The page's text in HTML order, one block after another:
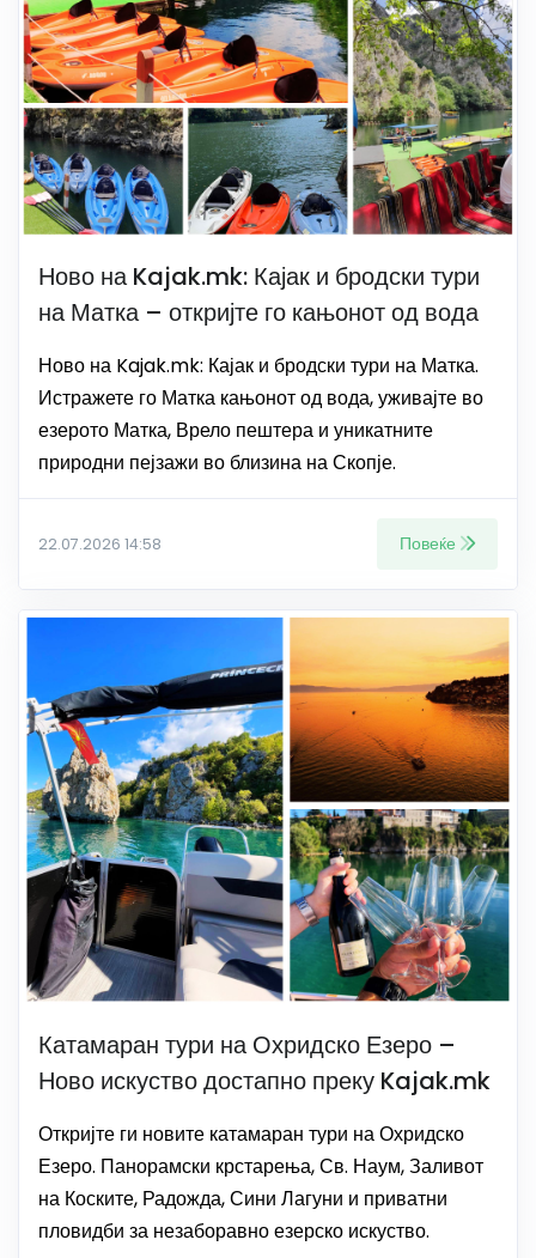
Ново на Kajak.mk: Кајак и бродски тури
на Матка – откријте го кањонот од вода
Ново на Kajak.mk: Кајак и бродски тури на Матка.
Истражете го Матка кањонот од вода, уживајте во
езерото Матка, Врело пештера и уникатните
природни пејзажи во близина на Скопје.
22.07.2026 14:58 Повеќе
Катамаран тури на Охридско Езеро –
Ново искуство достапно преку Kajak.mk
Откријте ги новите катамаран тури на Охридско
Езеро. Панорамски крстарења, Св. Наум, Заливот
на Коските, Радожда, Сини Лагуни и приватни
пловидби за незаборавно езерско искуство.